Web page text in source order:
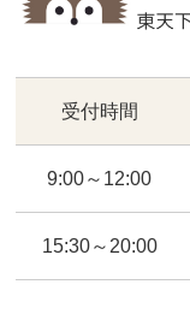
受付時間
9:00～12:00
15:30～20:00